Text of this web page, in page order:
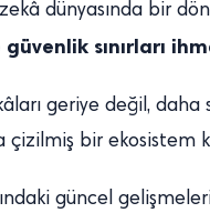
dünyasında bir
sınırları
geriye değil,
bir ekosistem
güncel